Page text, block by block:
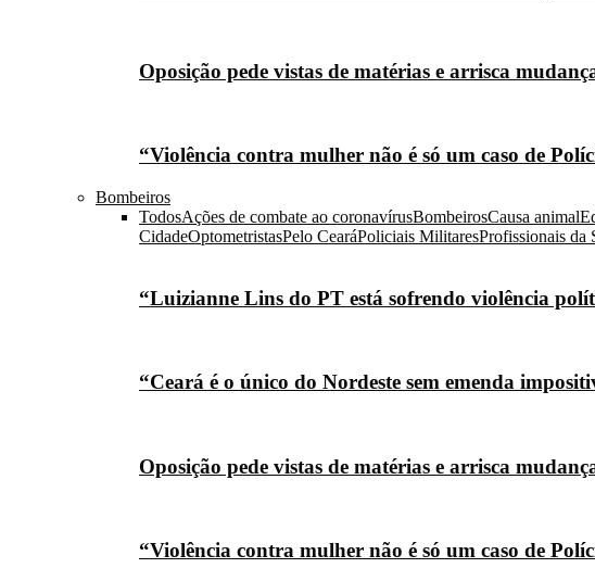
Oposição pede vistas de matérias e arrisca
“Violência contra mulher não é só um caso de
Bombeiros
TodosAções de combate ao coronavírusBombeirosCausa animal
CidadeOptometristasPelo CearáPoliciais MilitaresProfissionais da
“Luizianne Lins do PT está sofrendo violência
“Ceará é o único do Nordeste sem emenda
Oposição pede vistas de matérias e arrisca
“Violência contra mulher não é só um caso de